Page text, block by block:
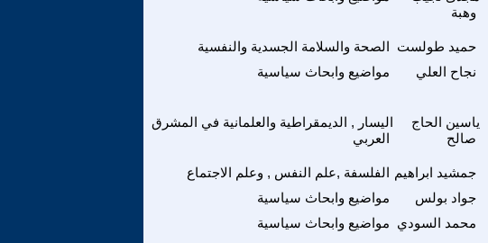
وهبة
الصحة والسلامة الجسدية والنفسية حميد طولست
مواضيع وابحاث سياسية
نجاح العلي
اليسار , الديمقراطية والعلمانية في المشرق
العربي
ياسين الحاج
صالح
الفلسفة ,علم النفس , وعلم الاجتماع جمشيد ابراهيم
مواضيع وابحاث سياسية
جواد بولس
مواضيع وابحاث سياسية محمد السودي